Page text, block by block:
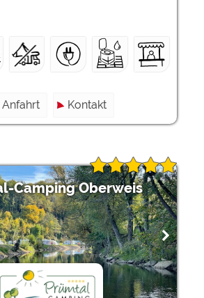
Anfahrt Kontakt
Camping Oberweis